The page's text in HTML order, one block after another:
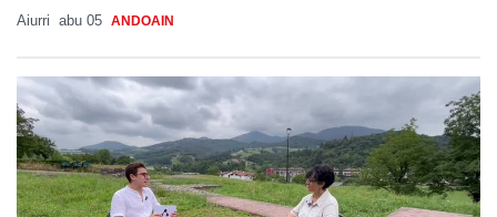
Aiurri abu 05 ANDOAIN